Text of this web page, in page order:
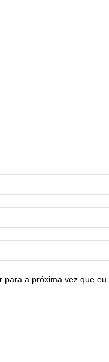
a próxima vez que eu